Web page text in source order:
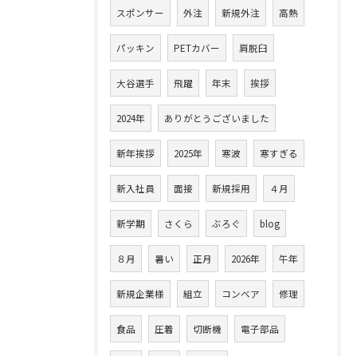
スポンサー 外注 新規外注 高熱
パッキン PETカバー 肩脱臼
大谷選手 飛躍 年末 挨拶
2024年 ありがとうございました
新年挨拶 2025年 寒波 寒すぎる
新入社員 面接 新規採用 ４月
新学期 さくら ぶろぐ blog
８月 暑い 正月 2026年 午年
新規企業様 組立 コンベア 修理
食品 圧着 切断機 電子部品